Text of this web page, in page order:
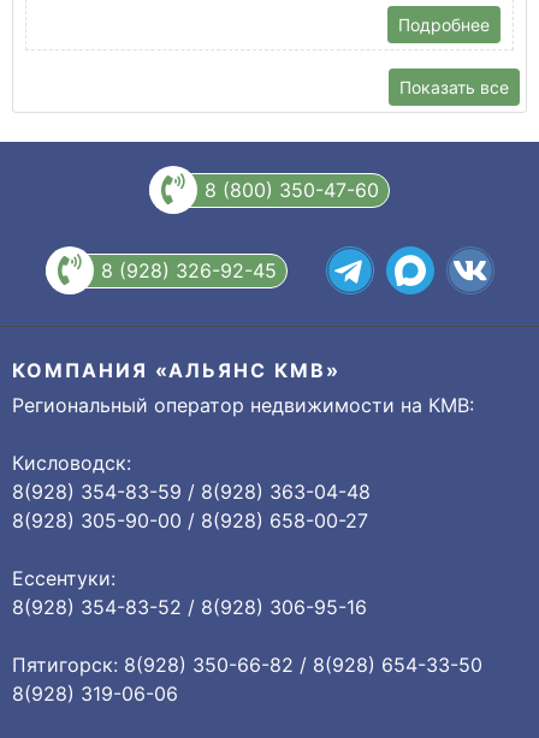
Подробнее
Показать все
8 (800) 350-47-60
8 (928) 326-92-45
КОМПАНИЯ «АЛЬЯНС КМВ»
Региональный оператор недвижимости на КМВ:
Кисловодск:
8(928) 354-83-59 / 8(928) 363-04-48
8(928) 305-90-00 / 8(928) 658-00-27
Ессентуки:
8(928) 354-83-52 / 8(928) 306-95-16
Пятигорск: 8(928) 350-66-82 / 8(928) 654-33-50
8(928) 319-06-06